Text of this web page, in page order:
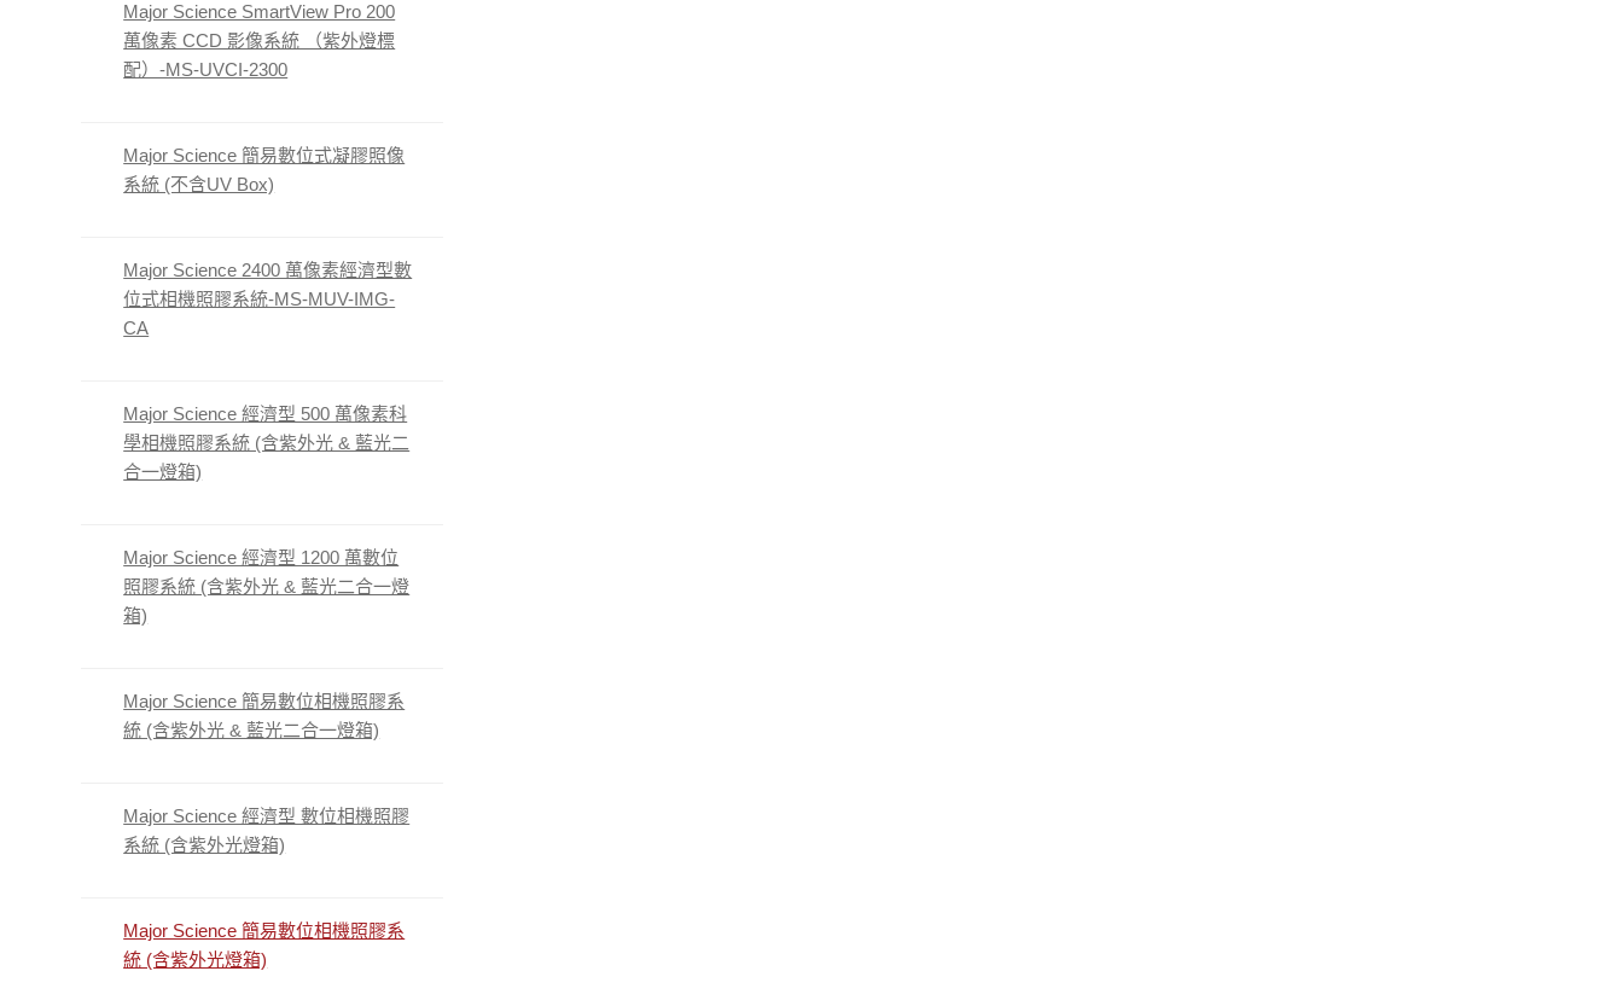
Major Science SmartView Pro 200
萬像素 CCD 影像系統 （紫外燈標
配）-MS-UVCI-2300
Major Science 簡易數位式凝膠照像
系統 (不含UV Box)
Major Science 2400 萬像素經濟型數
位式相機照膠系統-MS-MUV-IMG-
CA
Major Science 經濟型 500 萬像素科
學相機照膠系統 (含紫外光 & 藍光二
合一燈箱)
Major Science 經濟型 1200 萬數位
照膠系統 (含紫外光 & 藍光二合一燈
箱)
Major Science 簡易數位相機照膠系
統 (含紫外光 & 藍光二合一燈箱)
Major Science 經濟型 數位相機照膠
系統 (含紫外光燈箱)
Major Science 簡易數位相機照膠系
統 (含紫外光燈箱)